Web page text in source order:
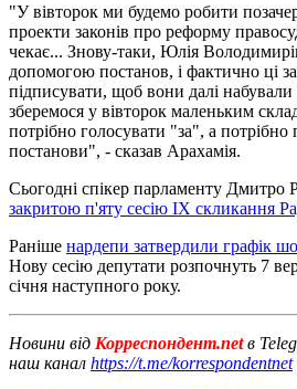
"У вівторок ми будемо робити
проекти законів про реформу
чекає... Знову-таки, Юлія
допомогою постанов, і фактично ці
підписувати, щоб вони далі
зберемося у вівторок маленьким
потрібно голосувати "за", а потрібно
постанови", - сказав Арахамія.
Сьогодні спікер парламенту Дмитро
закритою п'яту сесію IX скликання
Раніше нардепи затвердили графік
Нову сесію депутати розпочнуть 7
січня наступного року.
Новини від Корреспондент.netв
наш канал https://t.me/korrespondentnet